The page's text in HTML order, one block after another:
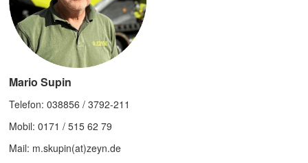
Mario Supin
Telefon: 038856 / 3792-211
Mobil: 0171 / 515 62 79
Mail: m.skupin(at)zeyn.de